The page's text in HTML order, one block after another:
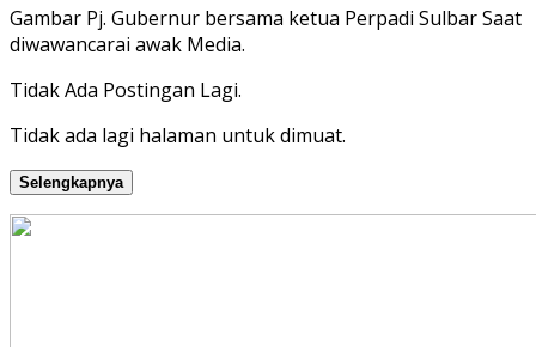
Gambar Pj. Gubernur bersama ketua Perpadi Sulbar Saat
diwawancarai awak Media.
Tidak Ada Postingan Lagi.
Tidak ada lagi halaman untuk dimuat.
Selengkapnya